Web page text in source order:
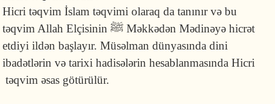
Hicri təqvim İslam təqvimi olaraq da tanınır və bu
təqvim Allah Elçisinin ﷺ Məkkədən Mədinəyə hicrət
etdiyi ildən başlayır. Müsəlman dünyasında dini
ibadətlərin və tarixi hadisələrin hesablanmasında Hicri
təqvim əsas götürülür.